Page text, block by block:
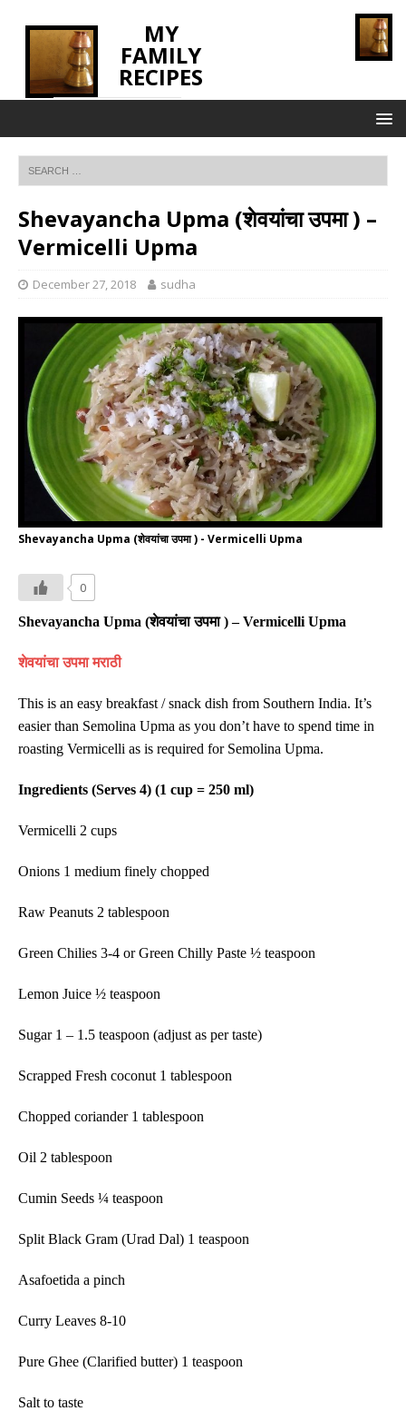
MY
FAMILY
RECIPES
Shevayancha Upma (शेवयांचा उपमा ) –
Vermicelli Upma
December 27, 2018 sudha
Shevayancha Upma (शेवयांचा उपमा ) - Vermicelli Upma
0
Shevayancha Upma (शेवयांचा उपमा ) – Vermicelli Upma
शेवयांचा उपमामराठी
This is an easy breakfast / snack dish from Southern India. It’s
easier than Semolina Upma as you don’t have to spend time in
roasting Vermicelli as is required for Semolina Upma.
Ingredients (Serves 4) (1 cup = 250 ml)
Vermicelli 2 cups
Onions 1 medium finely chopped
Raw Peanuts 2 tablespoon
Green Chilies 3-4 or Green Chilly Paste ½ teaspoon
Lemon Juice ½ teaspoon
Sugar 1 – 1.5 teaspoon (adjust as per taste)
Scrapped Fresh coconut 1 tablespoon
Chopped coriander 1 tablespoon
Oil 2 tablespoon
Cumin Seeds ¼ teaspoon
Split Black Gram (Urad Dal) 1 teaspoon
Asafoetida a pinch
Curry Leaves 8-10
Pure Ghee (Clarified butter) 1 teaspoon
Salt to taste